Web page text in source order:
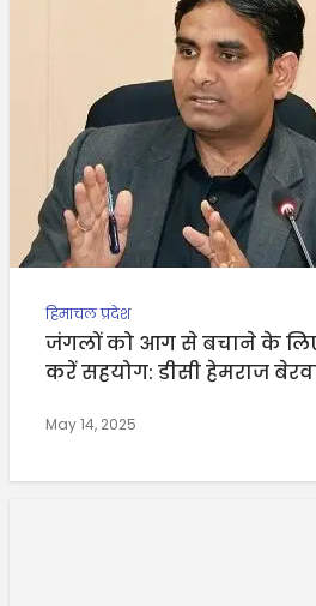
हिमाचल प्रदेश
जंगलों को आग से बचाने के लिए
करें सहयोग: डीसी हेमराज
May 14, 2025